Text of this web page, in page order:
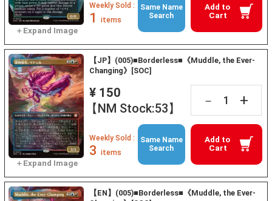
Add to
Cart
Weekly Sold :
1 items
Same Name
Search
【JP】(005)■Borderless■《Muddle, the Ever-
Changing》[SOC]
¥ 150
【NM Stock:53】
－ +
Add to
Cart
Weekly Sold :
3 items
Same Name
Search
【EN】(005)■Borderless■《Muddle, the Ever-